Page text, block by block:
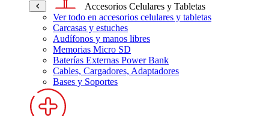
Accesorios Celulares y Tabletas
Ver todo en accesorios celulares y tabletas
Carcasas y estuches
Audífonos y manos libres
Memorias Micro SD
Baterías Externas Power Bank
Cables, Cargadores, Adaptadores
Bases y Soportes